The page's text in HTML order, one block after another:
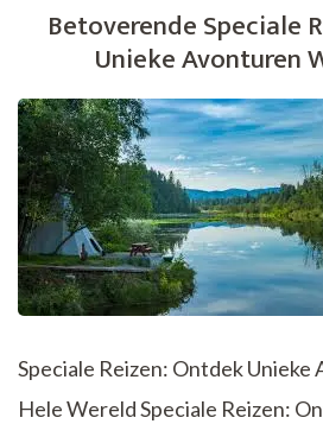
Betoverende Speciale
Unieke Avonturen
Speciale Reizen: Ontdek Unieke
Hele Wereld Speciale Reizen: